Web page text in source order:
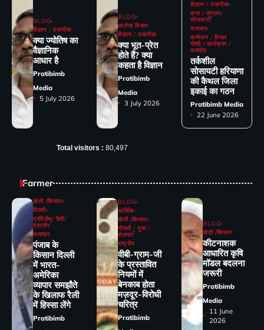
BLOG
विज्ञान / तकनीक
क्या ज्योतिष का
वैज्ञानिक
आधार है
Pratibimb
Media
5 July 2026
BLOG
आलेख विचार
विज्ञान / तकनीक
क्या भूत-प्रेत
होते हैं? क्या
कहता है विज्ञान
Pratibimb
Media
3 July 2026
विज्ञान / तकनीक
सभा / संगठन/
सोसायटी
समाचार
सम्मेलन / विचार
गोष्ठी / कार्यक्रम /
समारोह
तर्कशील
सोसायटी हरियाणा
की कैथल जिला
इकाई का गठन
Pratibimb Media
22 June 2026
Total visitors : 80,497
Farmer
खेती /किसान
दिल्ली
प्रतिरोध/ रैली/
प्रदर्शन
समाचार
पंजाब के
किसान दिल्ली
में भारत-
अमेरिका
व्यापार समझौते
के खिलाफ रैली
में हिस्सा लेंगे
Pratibimb
BLOG
आर्थिक
खेती /किसान
नौकरी / युवा /
रोजगार
राष्ट्रीय
वीबी-ग्राम-जी
के प्रस्तावित
नियमों में
बेनकाब होता
मज़दूर-विरोधी
चरित्र
Pratibimb
BLOG
खेती /किसान
कीटनाशक
आधारित कृषि
मॉडल बदलना
जरूरी
Pratibimb
Media
11 June
2026